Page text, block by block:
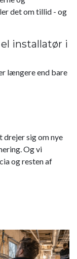
det om tillid - og
installatør i
længere end bare
drejer sig om nye
Og vi
og resten af